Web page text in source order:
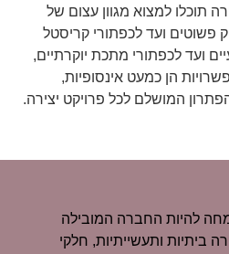
תוכלו למצוא מגוון עצום של
פשוטים ועד לכפתורי קריסטל
ועד לכפתורי מתכת יוקרתיים,
הן כמעט אינסופיות,
המושלם לכל פרויקט יצירה.
להיות החברה המובילה
ביתיות ותעשייתיות, חלקי